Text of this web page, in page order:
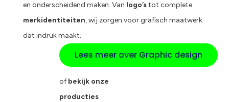
en onderscheidend maken. Van logo’stot complete
merkidentiteiten, wij zorgen voor grafisch maatwerk
dat indruk maakt.
Lees meer over Graphic design
ofbekijk onze
producties